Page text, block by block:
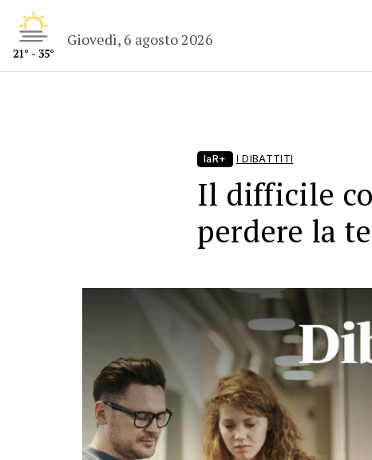
21° - 35°
Giovedì, 6 agosto 2026
laR+ I DIBATTITI
Il difficile
perdere la